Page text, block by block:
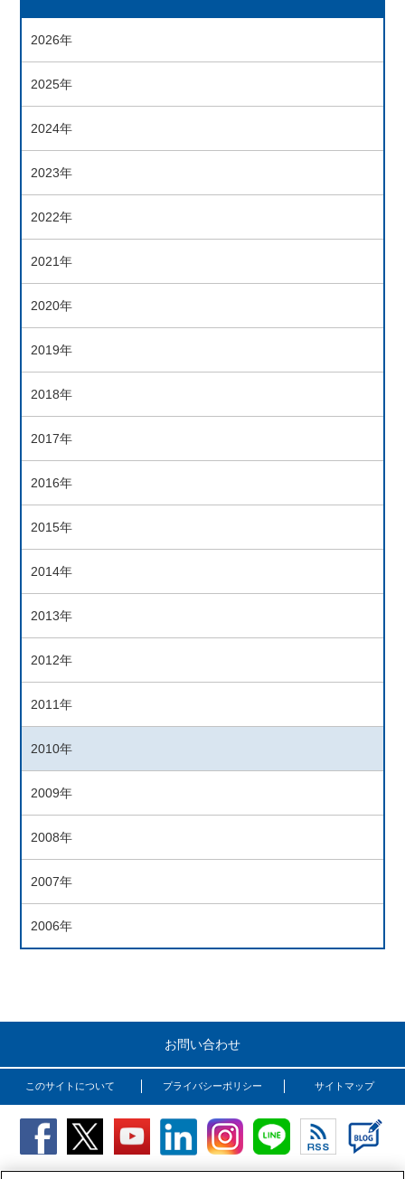
2026年
2025年
2024年
2023年
2022年
2021年
2020年
2019年
2018年
2017年
2016年
2015年
2014年
2013年
2012年
2011年
2010年
2009年
2008年
2007年
2006年
お問い合わせ
このサイトについて プライバシーポリシー サイトマップ